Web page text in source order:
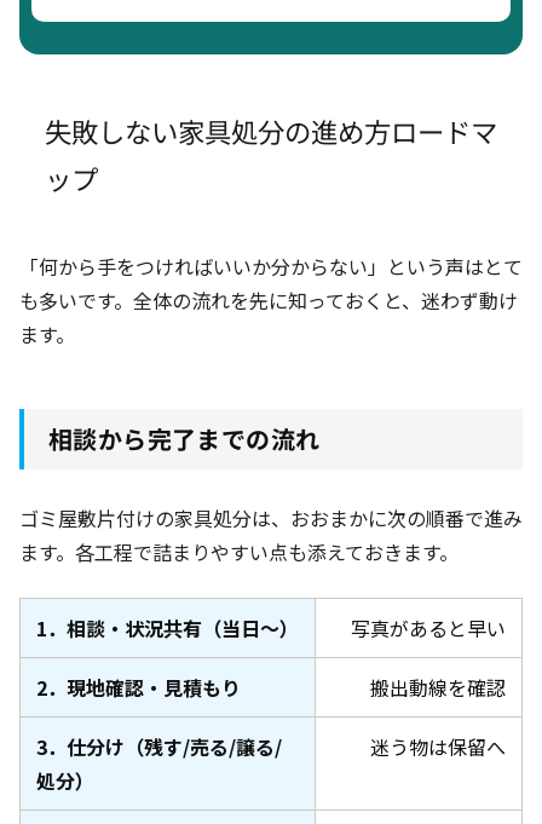
失敗しない家具処分の進め方ロードマ
ップ
「何から手をつければいいか分からない」という声はとて
も多いです。全体の流れを先に知っておくと、迷わず動け
ます。
相談から完了までの流れ
ゴミ屋敷片付けの家具処分は、おおまかに次の順番で進み
ます。各工程で詰まりやすい点も添えておきます。
1．相談・状況共有（当日〜） 写真があると早い
2．現地確認・見積もり 搬出動線を確認
3．仕分け（残す/売る/譲る/
処分）
迷う物は保留へ